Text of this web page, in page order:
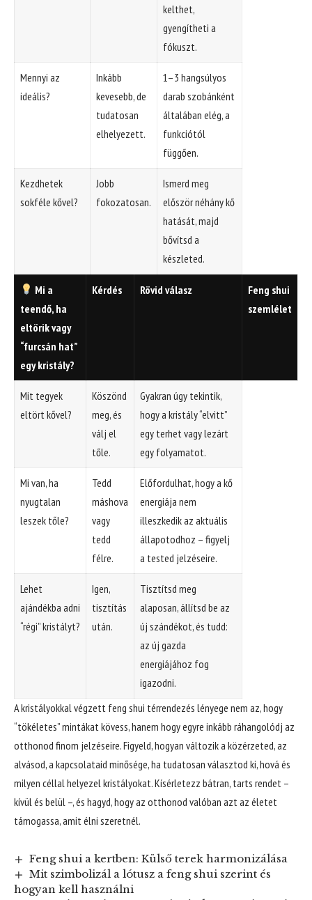
kelthet,
gyengítheti a
fókuszt.
Mennyi az
ideális?
Inkább
kevesebb, de
tudatosan
elhelyezett.
1–3 hangsúlyos
darab szobánként
általában elég, a
funkciótól
függően.
Kezdhetek
sokféle kővel?
Jobb
fokozatosan.
Ismerd meg
először néhány kő
hatását, majd
bővítsd a
készleted.
Mi a
teendő, ha
eltörik vagy
“furcsán hat”
egy kristály?
Kérdés Rövid válasz
Feng shui
szemlélet
Mit tegyek
eltört kővel?
Köszönd
meg, és
válj el
tőle.
Gyakran úgy tekintik,
hogy a kristály “elvitt”
egy terhet vagy lezárt
egy folyamatot.
Mi van, ha
nyugtalan
leszek tőle?
Tedd
máshova
vagy
tedd
félre.
Előfordulhat, hogy a kő
energiája nem
illeszkedik az aktuális
állapotodhoz – figyelj
a tested jelzéseire.
Lehet
ajándékba adni
“régi” kristályt?
Igen,
tisztítás
után.
Tisztítsd meg
alaposan, állítsd be az
új szándékot, és tudd:
az új gazda
energiájához fog
igazodni.
A kristályokkal végzett feng shui térrendezés lényege nem az, hogy
“tökéletes” mintákat kövess, hanem hogy egyre inkább ráhangolódj az
otthonod finom jelzéseire. Figyeld, hogyan változik a közérzeted, az
alvásod, a kapcsolataid minősége, ha tudatosan választod ki, hová és
milyen céllal helyezel kristályokat. Kísérletezz bátran, tarts rendet –
kívül és belül –, és hagyd, hogy az otthonod valóban azt az életet
támogassa, amit élni szeretnél.
Feng shui a kertben: Külső terek harmonizálása
Mit szimbolizál a lótusz a feng shui szerint és
hogyan kell használni